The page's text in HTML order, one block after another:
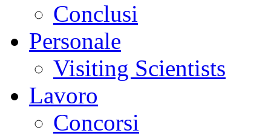
Conclusi
Personale
Visiting Scientists
Lavoro
Concorsi